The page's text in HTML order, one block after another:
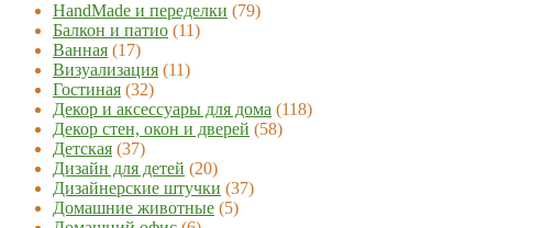
HandMade и переделки (79)
Балкон и патио (11)
Ванная (17)
Визуализация (11)
Гостиная (32)
Декор и аксессуары для дома (118)
Декор стен, окон и дверей (58)
Детская (37)
Дизайн для детей (20)
Дизайнерские штучки (37)
Домашние животные (5)